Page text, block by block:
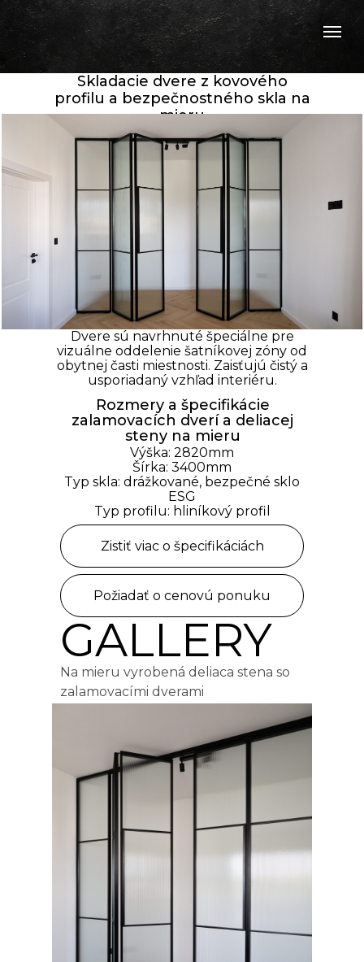
Dvere sú navrhnuté špeciálne pre
vizuálne oddelenie šatníkovej zóny od
obytnej časti miestnosti. Zaisťujú čistý a
usporiadaný vzhľad interiéru.
Skladacie dvere z kovového
profilu a bezpečnostného skla na
mieru
Zistiť viac o špecifikáciách
Výška: 2820mm
Šírka: 3400mm
Typ skla: drážkované, bezpečné sklo
ESG
Typ profilu: hliníkový profil
Rozmery a špecifikácie
zalamovacích dverí a deliacej
steny na mieru
Požiadať o cenovú ponuku
Na mieru vyrobená deliaca stena so
zalamovacími dverami
GALLERY